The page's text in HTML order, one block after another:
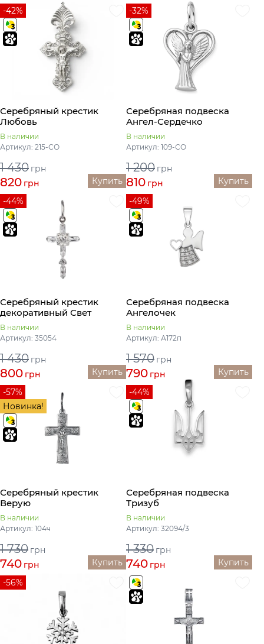
-42%
Серебряный крестик
Любовь
В наличии
Артикул: 215-СО
1 430 грн
820 грн Купить
-32%
Серебряная подвеска
Ангел-Сердечко
В наличии
Артикул: 109-СО
1 200 грн
810 грн
Купить
-44%
Серебряный крестик
декоративный Свет
В наличии
Артикул: 35054
1 430 грн
800 грн Купить
-49%
Серебряная подвеска
Ангелочек
В наличии
Артикул: А172п
1 570 грн
790 грн
Купить
-57%
Новинка!
Серебряный крестик
Верую
В наличии
Артикул: 104ч
1 730 грн
740 грн Купить
-44%
Серебряная подвеска
Тризуб
В наличии
Артикул: 32094/3
1 330 грн
740 грн
Купить
-56%